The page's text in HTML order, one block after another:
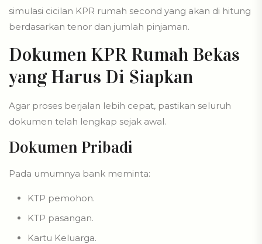
simulasi cicilan KPR rumah second yang akan di hitung
berdasarkan tenor dan jumlah pinjaman.
Dokumen KPR Rumah Bekas
yang Harus Di Siapkan
Agar proses berjalan lebih cepat, pastikan seluruh
dokumen telah lengkap sejak awal.
Dokumen Pribadi
Pada umumnya bank meminta:
KTP pemohon.
KTP pasangan.
Kartu Keluarga.